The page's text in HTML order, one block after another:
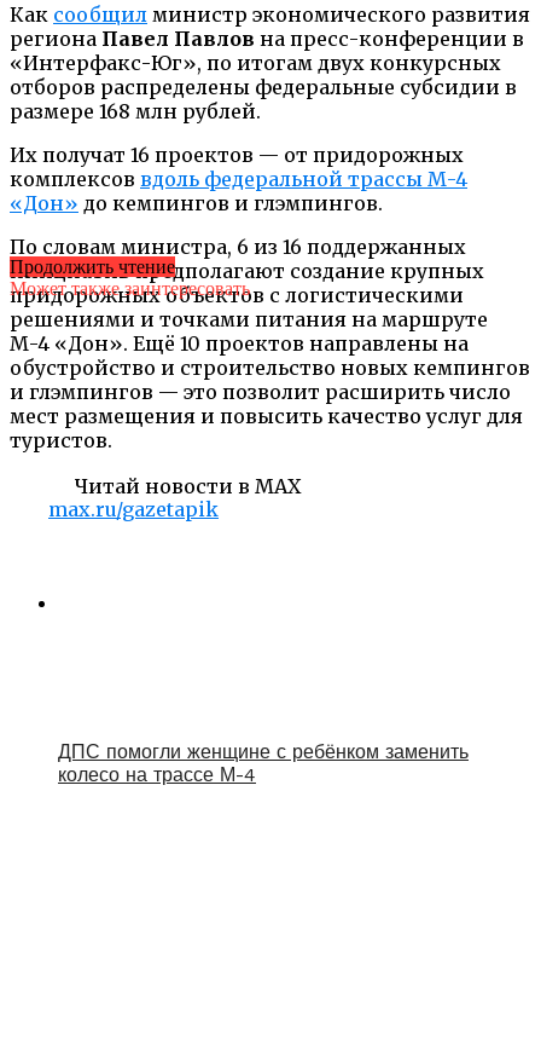
Как сообщил министр экономического развития
региона Павел Павлов на пресс-конференции в
«Интерфакс-Юг», по итогам двух конкурсных
отборов распределены федеральные субсидии в
размере 168 млн рублей.
Их получат 16 проектов — от придорожных
комплексов вдоль федеральной трассы М-4
«Дон» до кемпингов и глэмпингов.
По словам министра, 6 из 16 поддержанных
инициатив предполагают создание крупных
придорожных объектов с логистическими
решениями и точками питания на маршруте
М-4 «Дон». Ещё 10 проектов направлены на
обустройство и строительство новых кемпингов
и глэмпингов — это позволит расширить число
мест размещения и повысить качество услуг для
туристов.
Читай новости в MAX
max.ru/gazetapik
Продолжить чтение
Может также заинтересовать
ДПС помогли женщине с ребёнком заменить
колесо на трассе М-4